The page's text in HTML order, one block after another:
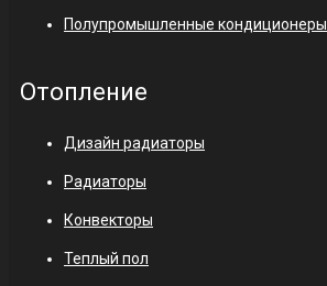
Полупромышленные кондиционеры
Отопление
Дизайн радиаторы
Радиаторы
Конвекторы
Теплый пол